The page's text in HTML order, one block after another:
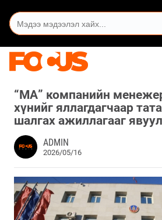
“МА” компанийн
хүнийг яллагдагчаар
шалгах ажиллагааг
ADMIN
2026/05/16